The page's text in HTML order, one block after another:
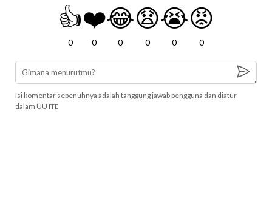
👍
0
❤️
0
😂
0
😧
0
😭
0
😡
0
Isi komentar sepenuhnya adalah tanggung jawab pengguna dan diatur
dalam UU ITE